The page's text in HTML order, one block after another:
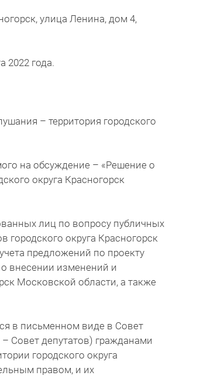
улица Ленина, дом 4,
2022 года.
– территория городского
на обсуждение – «Решение о
округа Красногорск
лиц по вопросу публичных
городского округа Красногорск
предложений по проекту
внесении изменений и
Московской области, а также
в письменном виде в Совет
– Совет депутатов) гражданами
городского округа
правом, и их